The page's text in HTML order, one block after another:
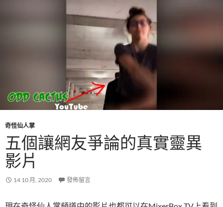
奇怪仙人掌
五個讓網友爭論的真實靈異
影片
14 10 月, 2020 發佈留言